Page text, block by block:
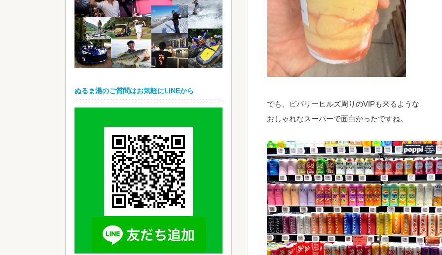
でも、ビバリーヒルズ周りのVIPも来るような
おしゃれなスーパーで面白かったですね。
ぬるま湯のご質問はお気軽にLINEから